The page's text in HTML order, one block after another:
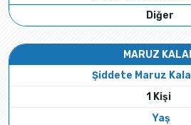
Diğer
MARUZ
Şiddete Maruz
1 Kişi
Yaş